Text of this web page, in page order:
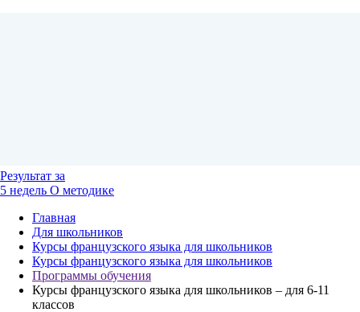
Результат за
5 недель О методике
Главная
Для школьников
Курсы французского языка для школьников
Курсы французского языка для школьников
Программы обучения
Курсы французского языка для школьников – для 6-11
классов